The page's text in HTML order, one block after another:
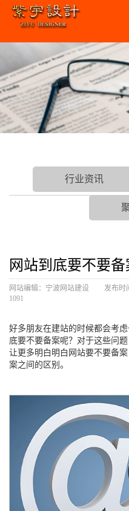
行业资讯
网站到底要不要备
网站编辑： 宁波网站建设 发布时
1091
好多朋友在建站的时候都会考
底要不要备案呢？对于这些问
让更多明白明白网站要不要备
案之间的区别。